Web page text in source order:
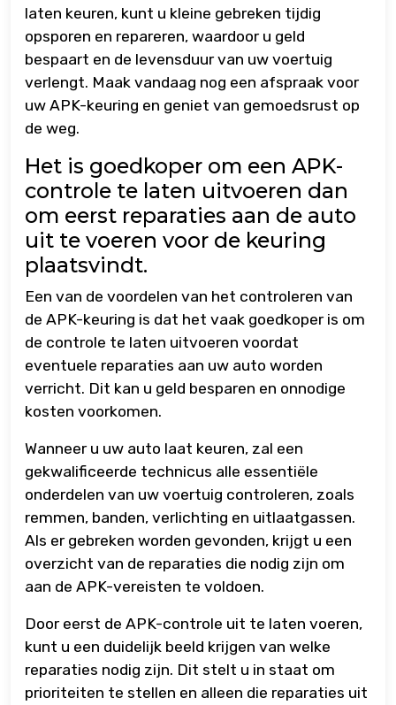
laten keuren, kunt u kleine gebreken tijdig
opsporen en repareren, waardoor u geld
bespaart en de levensduur van uw voertuig
verlengt. Maak vandaag nog een afspraak voor
uw APK-keuring en geniet van gemoedsrust op
de weg.
Het is goedkoper om een ​​APK-
controle te laten uitvoeren dan
om eerst reparaties aan de auto
uit te voeren voor de keuring
plaatsvindt.
Een van de voordelen van het controleren van
de APK-keuring is dat het vaak goedkoper is om
de controle te laten uitvoeren voordat
eventuele reparaties aan uw auto worden
verricht. Dit kan u geld besparen en onnodige
kosten voorkomen.
Wanneer u uw auto laat keuren, zal een
gekwalificeerde technicus alle essentiële
onderdelen van uw voertuig controleren, zoals
remmen, banden, verlichting en uitlaatgassen.
Als er gebreken worden gevonden, krijgt u een
overzicht van de reparaties die nodig zijn om
aan de APK-vereisten te voldoen.
Door eerst de APK-controle uit te laten voeren,
kunt u een duidelijk beeld krijgen van welke
reparaties nodig zijn. Dit stelt u in staat om
prioriteiten te stellen en alleen die reparaties uit